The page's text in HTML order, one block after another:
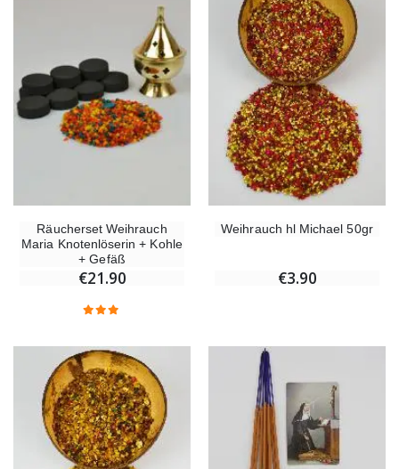
Räucherset Weihrauch
Maria Knotenlöserin + Kohle
+ Gefäß
€21.90
Weihrauch hl Michael 50gr
€3.90